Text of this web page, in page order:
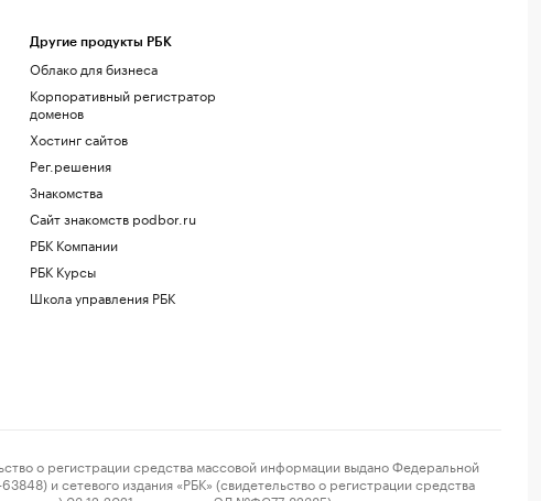
Другие продукты РБК
Облако для бизнеса
Корпоративный регистратор
доменов
Хостинг сайтов
Рег.решения
Знакомства
Сайт знакомств podbor.ru
РБК Компании
РБК Курсы
Школа управления РБК
о регистрации средства массовой информации выдано Федеральной
и сетевого издания «РБК» (свидетельство о регистрации средства